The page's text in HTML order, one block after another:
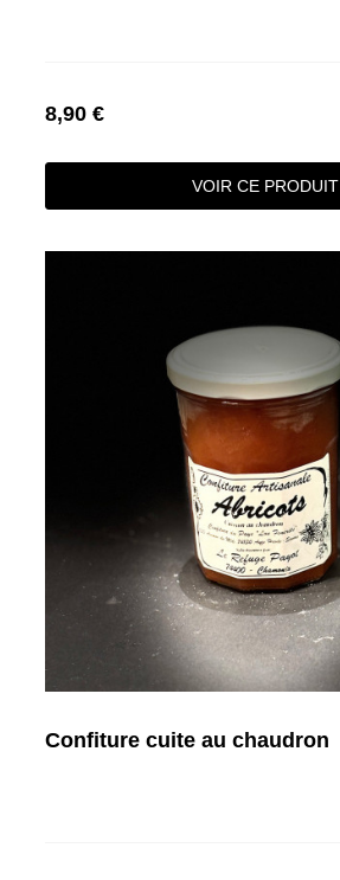
8,90 €
VOIR CE PRODUIT
Confiture cuite au chaudron